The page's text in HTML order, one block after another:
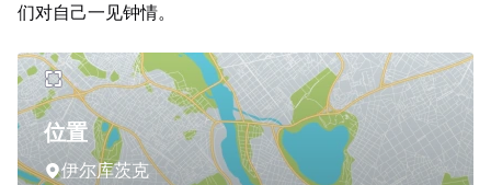
们对自己一见钟情。
位置
伊尔库茨克